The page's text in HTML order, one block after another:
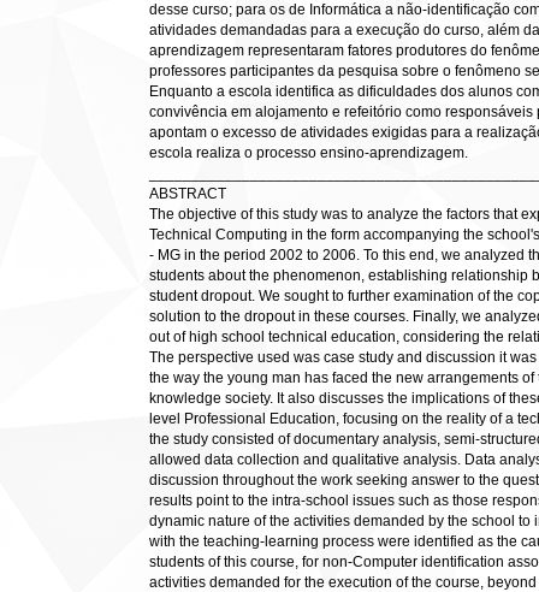
desse curso; para os de Informática a não-identificação
atividades demandadas para a execução do curso, além
aprendizagem representaram fatores produtores do
professores participantes da pesquisa sobre o fenômeno
Enquanto a escola identifica as dificuldades dos alunos
convivência em alojamento e refeitório como
apontam o excesso de atividades exigidas para a
escola realiza o processo ensino-aprendizagem.
ABSTRACT
The objective of this study was to analyze the factors that
Technical Computing in the form accompanying the
- MG in the period 2002 to 2006. To this end, we analyzed
students about the phenomenon, establishing relationship
student dropout. We sought to further examination of the
solution to the dropout in these courses. Finally, we
out of high school technical education, considering the
The perspective used was case study and discussion it
the way the young man has faced the new arrangements
knowledge society. It also discusses the implications of
level Professional Education, focusing on the reality of a
the study consisted of documentary analysis, semi-
allowed data collection and qualitative analysis. Data
discussion throughout the work seeking answer to the
results point to the intra-school issues such as those
dynamic nature of the activities demanded by the school
with the teaching-learning process were identified as the
students of this course, for non-Computer identification
activities demanded for the execution of the course,